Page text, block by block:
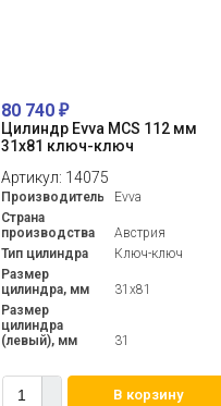
80 740₽
Цилиндр Evva MCS 112 мм
31x81 ключ-ключ
Артикул: 14075
Производитель
Evva
Страна
производства
Австрия
Тип цилиндра
Ключ-ключ
Размер
цилиндра, мм
31x81
Размер
цилиндра
(левый), мм
31
В корзину